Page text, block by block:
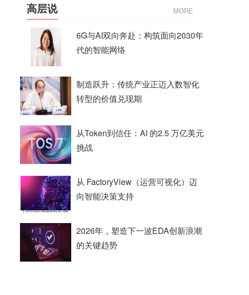
高层说 MORE
6G与AI双向奔赴：构筑面向2030年
代的智能网络
制造跃升：传统产业正迈入数智化
转型的价值兑现期
从Token到信任：AI 的2.5 万亿美元
挑战
从 FactoryView（运营可视化）迈
向智能决策支持
2026年，塑造下一波EDA创新浪潮
的关键趋势